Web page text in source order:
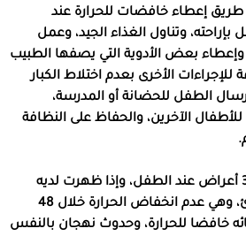
طريق إعطاء خافضات للحرارة عند
وتناول الغذاء الجيد، وعمل
وإعطاء بعض الأدوية التي يصفها الطبيب
الأخرى بعدم اختلاط الكبار
الطفل للحضانة أو المدرسة،
الآخرين، والحفاظ على النظافة
ودعا الأهالي إلى الانتباه لـ3 أعراض عند الطفل، وإذا ظهرت لديه
يجب الذهاب فورا للطوارئ، وهي عدم انخفاض الحرارة خلال 48
خافضا للحرارة، وحدوث نهجان بالنفس